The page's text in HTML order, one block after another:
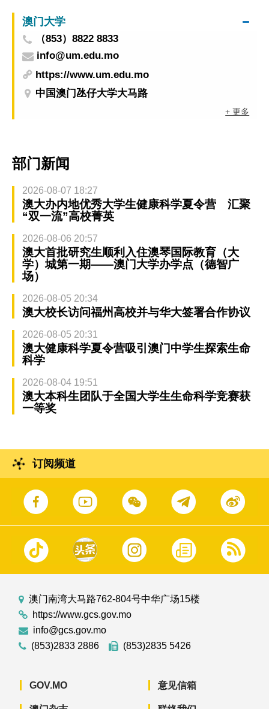
澳门大学
（853）8822 8833
info@um.edu.mo
https://www.um.edu.mo
中国澳门氹仔大学大马路
+ 更多
部门新闻
2026-08-07 18:27
澳大办内地优秀大学生健康科学夏令营 汇聚
“双一流”高校菁英
2026-08-06 20:57
澳大首批研究生顺利入住澳琴国际教育（大
学）城第一期——澳门大学办学点（德智广
场）
2026-08-05 20:34
澳大校长访问福州高校并与华大签署合作协议
2026-08-05 20:31
澳大健康科学夏令营吸引澳门中学生探索生命
科学
2026-08-04 19:51
澳大本科生团队于全国大学生生命科学竞赛获
一等奖
订阅频道
澳门南湾大马路762-804号中华广场15楼
https://www.gcs.gov.mo
info@gcs.gov.mo
(853)2833 2886
(853)2835 5426
GOV.MO 意见信箱